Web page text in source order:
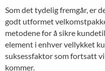
Som det tydelig fremgår, er
godt utformet
metodene for å sikre
element i enhver vellykket
suksessfaktor som fortsatt
kommer.